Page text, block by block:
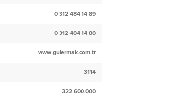
0 312 484 14 89
0 312 484 14 88
www.gulermak.com.tr
3114
322.600.000